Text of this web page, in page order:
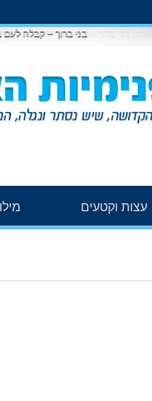
בני ברוך – קבלה לעם
עצות וקטעים